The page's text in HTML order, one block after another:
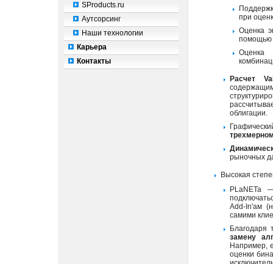
SProducts.ru
Аутсорсинг
Наши технологии
Карьера
Контакты
при
Оценка
помощью
Расчет
облигации.
рыночных
Высокая
PLaNETa
Add-In'ам
самими
Благодаря
замену
Например,
оценки